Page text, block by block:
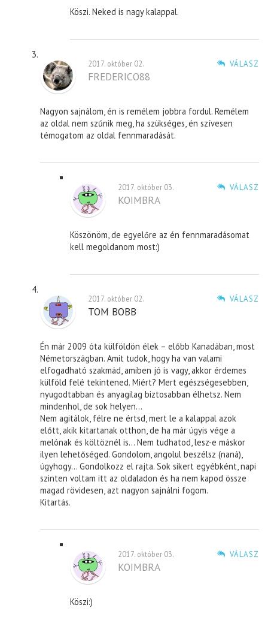
Köszi. Neked is nagy kalappal.
VÁLASZ
2017. október 02.
FREDERICO88
Nagyon sajnálom, én is remélem jobbra fordul. Remélem
az oldal nem szűnik meg, ha szükséges, én szívesen
témogatom az oldal fennmaradását.
VÁLASZ
2017. október 03.
KOIMBRA
Köszönöm, de egyelőre az én fennmaradásomat
kell megoldanom most:)
VÁLASZ
2017. október 02.
TOM BOBB
Én már 2009 óta külföldön élek – előbb Kanadában, most
Németországban. Amit tudok, hogy ha van valami
elfogadható szakmád, amiben jó is vagy, akkor érdemes
külföld felé tekintened. Miért? Mert egészségesebben,
nyugodtabban és anyagilag biztosabban élhetsz. Nem
mindenhol, de sok helyen…
Nem agitálok, félre ne értsd, mert le a kalappal azok
előtt, akik kitartanak otthon, de ha már úgyis vége a
melónak és költöznél is… Nem tudhatod, lesz-e máskor
ilyen lehetőséged. Gondolom, angolul beszélsz (naná),
úgyhogy… Gondolkozz el rajta. Sok sikert egyébként, napi
szinten voltam itt az oldaladon és ha nem kapod össze
magad rövidesen, azt nagyon sajnálni fogom.
Kitartás.
VÁLASZ
2017. október 03.
KOIMBRA
Köszi:)